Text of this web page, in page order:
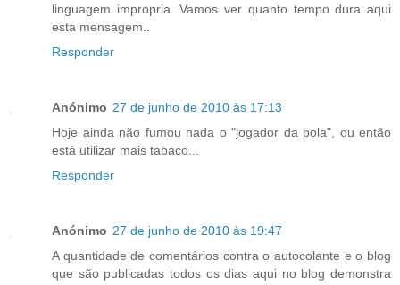
linguagem impropria. Vamos ver quanto tempo dura aqui
esta mensagem..
Responder
Anónimo 27 de junho de 2010 às 17:13
Hoje ainda não fumou nada o "jogador da bola", ou então
está utilizar mais tabaco...
Responder
Anónimo 27 de junho de 2010 às 19:47
A quantidade de comentários contra o autocolante e o blog
que são publicadas todos os dias aqui no blog demonstra